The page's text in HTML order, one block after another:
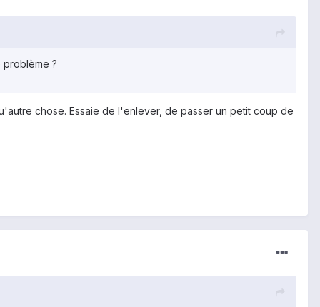
problème ?
chose. Essaie de l'enlever, de passer un petit coup de